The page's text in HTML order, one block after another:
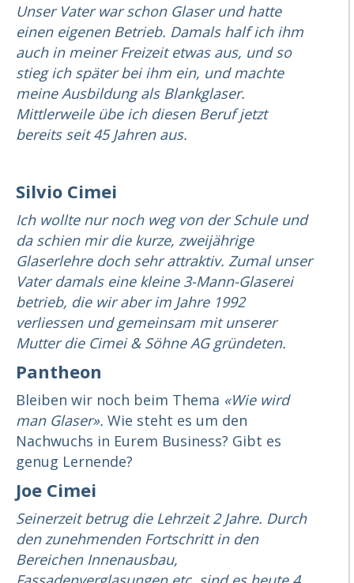
Unser Vater war schon Glaser und hatte
einen eigenen Betrieb. Damals half ich ihm
auch in meiner Freizeit etwas aus, und so
stieg ich später bei ihm ein, und machte
meine Ausbildung als Blankglaser.
Mittlerweile übe ich diesen Beruf jetzt
bereits seit 45 Jahren aus.
Silvio Cimei
Ich wollte nur noch weg von der Schule und
da schien mir die kurze, zweijährige
Glaserlehre doch sehr attraktiv. Zumal unser
Vater damals eine kleine 3-Mann-Glaserei
betrieb, die wir aber im Jahre 1992
verliessen und gemeinsam mit unserer
Mutter die Cimei & Söhne AG gründeten.
Pantheon
Bleiben wir noch beim Thema «Wie wird
man Glaser». Wie steht es um den
Nachwuchs in Eurem Business? Gibt es
genug Lernende?
Joe Cimei
Seinerzeit betrug die Lehrzeit 2 Jahre. Durch
den zunehmenden Fortschritt in den
Bereichen Innenausbau,